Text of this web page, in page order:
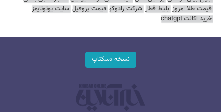
قیمت طلا امروز بلیط قطار شرکت رادوکو قیمت پروفیل سایت یوتوتایمز
خرید اکانت chatgpt
نسخه دسکتاپ